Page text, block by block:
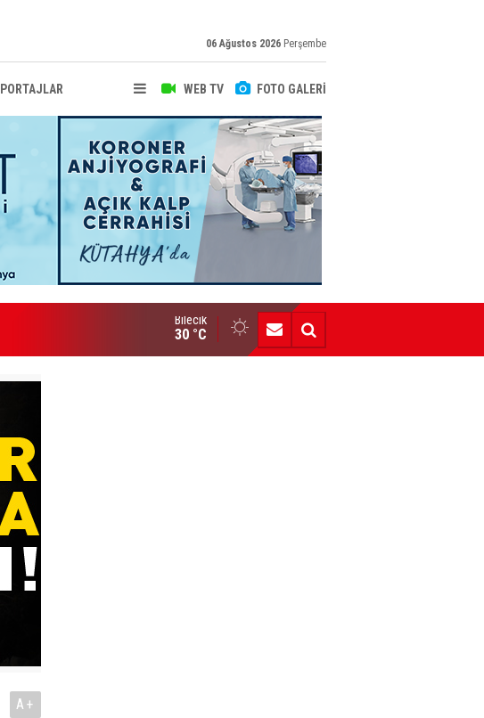
06 Ağustos 2026 Perşembe
WEB TV FOTO GALERİ
Engelli Bireylere Dev İstihdam Projesi
Bilecik
30 °C
A+